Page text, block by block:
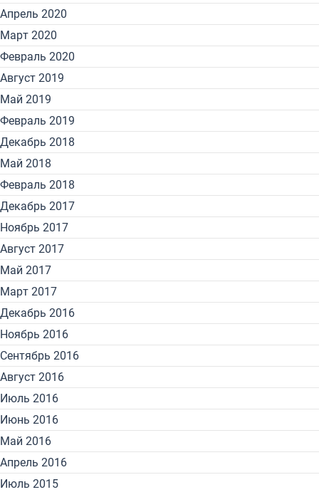
Апрель 2020
Март 2020
Февраль 2020
Август 2019
Май 2019
Февраль 2019
Декабрь 2018
Май 2018
Февраль 2018
Декабрь 2017
Ноябрь 2017
Август 2017
Май 2017
Март 2017
Декабрь 2016
Ноябрь 2016
Сентябрь 2016
Август 2016
Июль 2016
Июнь 2016
Май 2016
Апрель 2016
Июль 2015